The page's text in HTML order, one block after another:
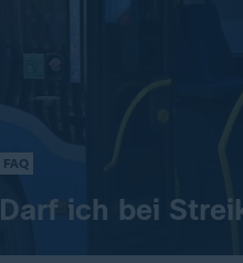
FAQ
Darf ich bei